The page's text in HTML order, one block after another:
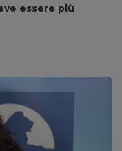
essere più